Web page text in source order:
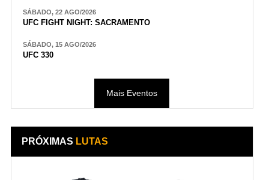
SÁBADO, 22 AGO/2026
UFC FIGHT NIGHT: SACRAMENTO
SÁBADO, 15 AGO/2026
UFC 330
Mais Eventos
PRÓXIMAS LUTAS